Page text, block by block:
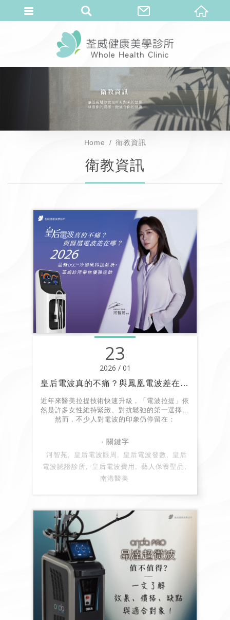
Home 衛教資訊
衛教資訊
23
2026 / 01
皇后電波真的不痛？與鳳凰電波差在哪？2026 最新 DCC™ 冷卻黑科技解析，荃威診所帶你優雅逆齡
近年來醫美拉提技術快速升級，「電波拉提」依
然是許多女性維持緊緻、對抗鬆弛的第一選擇。
然而，不少人對電波的印象仍停留在：
上機，這也導致許多人「想變美又怕痛」。
2025–2026 年在歐洲與台灣迅速走紅的
Coolfase 皇后電波，成功打破這個刻板印
象。 它的核心優勢在於：能量強度毫不打折，
卻幾乎不會痛。究竟為什麼皇后電波的施作體
驗，比鳳凰電波、傳統電波都更「優雅」？ 它
的 DCC™ 冷卻技術又是如何做到外冷內熱？
效果？這篇完整解析將帶你一次看懂。
河智苑 皇后電波眼周 皇后電波發數
皇后
電波認證診所
皇后電波費用
藝人保養聖品
南港醫美